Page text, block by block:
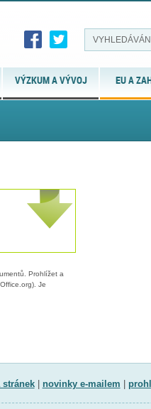
VÝZKUM A VÝVOJ EU A
Prohlížet a
Je
stránek| novinky e-mailem